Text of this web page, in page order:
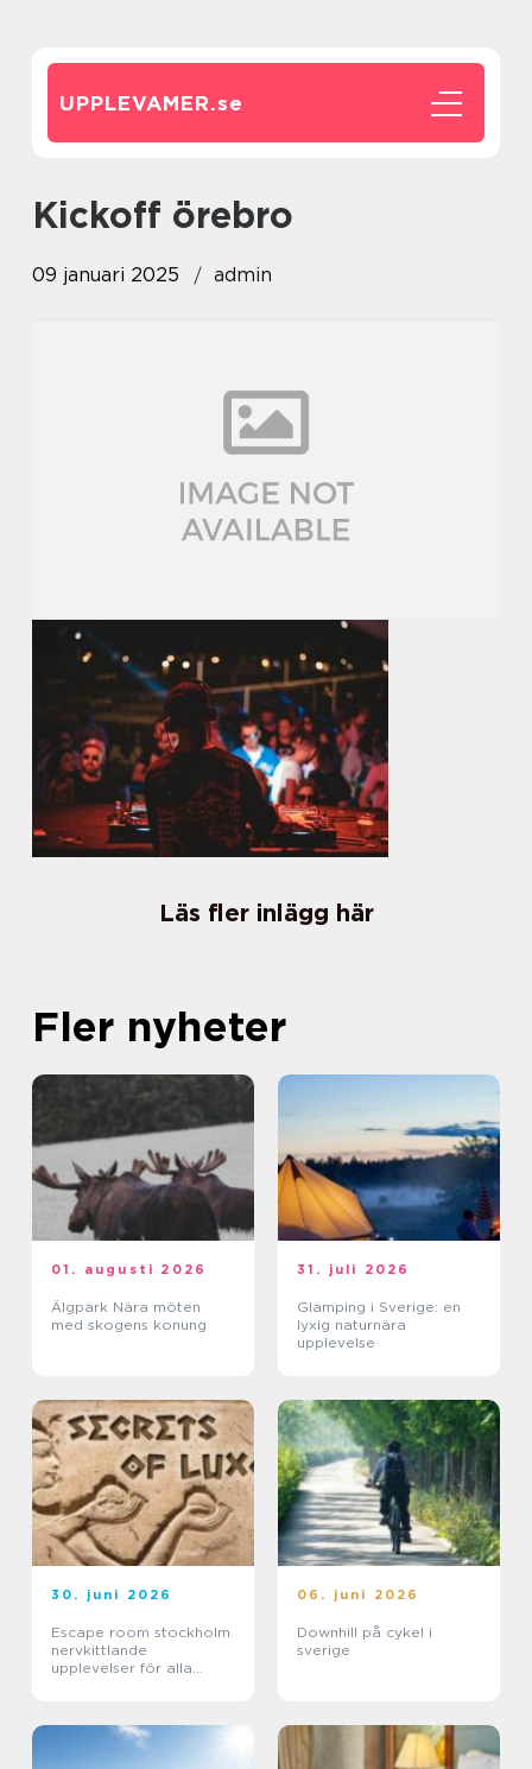
UPPLEVAMER.se
kickoff örebro
09 januari 2025 admin
Läs fler inlägg här
Fler nyheter
01. augusti 2026
Älgpark Nära möten
med skogens konung
31. juli 2026
Glamping i Sverige: en
lyxig naturnära
upplevelse
30. juni 2026
Escape room stockholm
nervkittlande
upplevelser för alla
06. juni 2026
Downhill på cykel i
sverige